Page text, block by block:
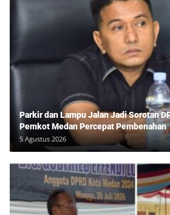
Parkir dan Lampu Jalan Jadi Sorotan
Pemkot Medan Percepat Pembenahan
5 Agustus 2026